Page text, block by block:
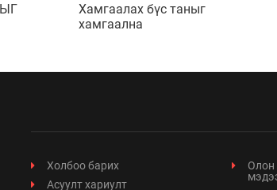
Хамгаалах бүс таныг
хамгаална
Холбоо барих
Асуулт хариулт
Олон